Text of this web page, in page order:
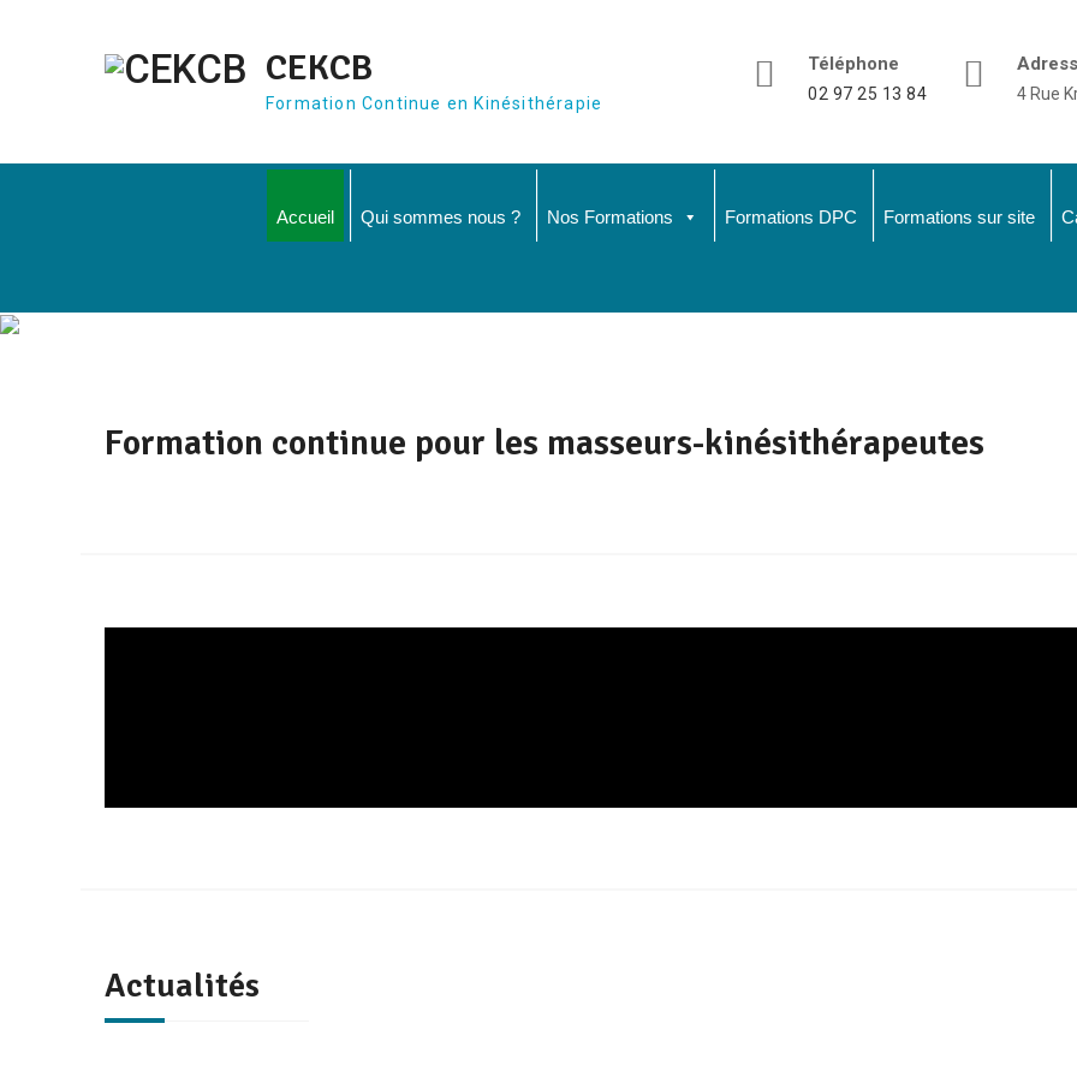
CEKCB
Formation Continue en Kinésithérapie
Téléphone
02 97 25 13 84 4 Rue
Accueil Qui sommes nous ? Nos Formations Formations DPC Formations sur site
Formation continue pour les masseurs-kinésithérapeutes
Actualités